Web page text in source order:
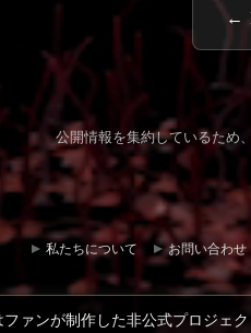
←
公開情報を集約しているため
私たちについて お問い合わせ
ァンが制作した非公式プロジェ